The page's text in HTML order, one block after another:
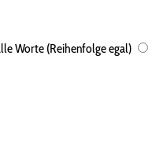
Worte (Reihenfolge egal)